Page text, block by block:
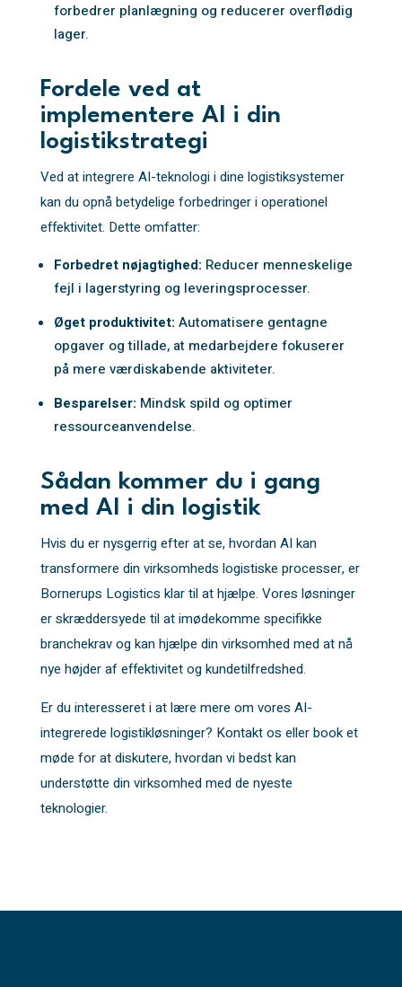
forbedrer planlægning og reducerer overflødig
lager.
Fordele ved at
implementere AI i din
logistikstrategi
Ved at integrere AI-teknologi i dine logistiksystemer
kan du opnå betydelige forbedringer i operationel
effektivitet. Dette omfatter:
Forbedret nøjagtighed: Reducer menneskelige
fejl i lagerstyring og leveringsprocesser.
Øget produktivitet: Automatisere gentagne
opgaver og tillade, at medarbejdere fokuserer
på mere værdiskabende aktiviteter.
Besparelser: Mindsk spild og optimer
ressourceanvendelse.
Sådan kommer du i gang
med AI i din logistik
Hvis du er nysgerrig efter at se, hvordan AI kan
transformere din virksomheds logistiske processer, er
Bornerups Logistics klar til at hjælpe. Vores løsninger
er skræddersyede til at imødekomme specifikke
branchekrav og kan hjælpe din virksomhed med at nå
nye højder af effektivitet og kundetilfredshed.
Er du interesseret i at lære mere om vores AI-
integrerede logistikløsninger? Kontakt os eller book et
møde for at diskutere, hvordan vi bedst kan
understøtte din virksomhed med de nyeste
teknologier.